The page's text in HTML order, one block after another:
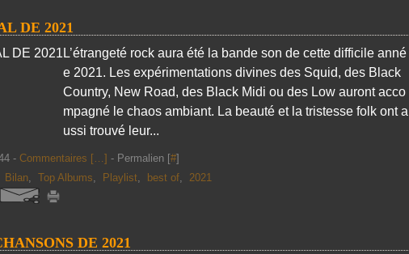
DE 2021
L’étrangeté rock aura été la bande son de cette difficile anné
e 2021. Les expérimentations divines des Squid, des Black
Country, New Road, des Black Midi ou des Low auront acco
mpagné le chaos ambiant. La beauté et la tristesse folk ont a
ussi trouvé leur...
- Commentaires […] - Permalien [#]
Bilan, Top Albums, Playlist, best of, 2021
DE 2021